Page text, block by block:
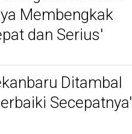
Membengkak
dan Serius'
Ditambal
Secepatnya'